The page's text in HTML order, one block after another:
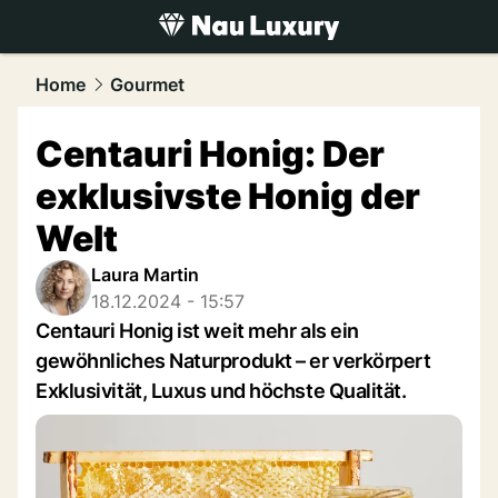
luxury.NAU.ch
Home Gourmet
Centauri Honig: Der
exklusivste Honig der
Welt
Laura Martin
18.12.2024 - 15:57
Centauri Honig ist weit mehr als ein
gewöhnliches Naturprodukt – er verkörpert
Exklusivität, Luxus und höchste Qualität.